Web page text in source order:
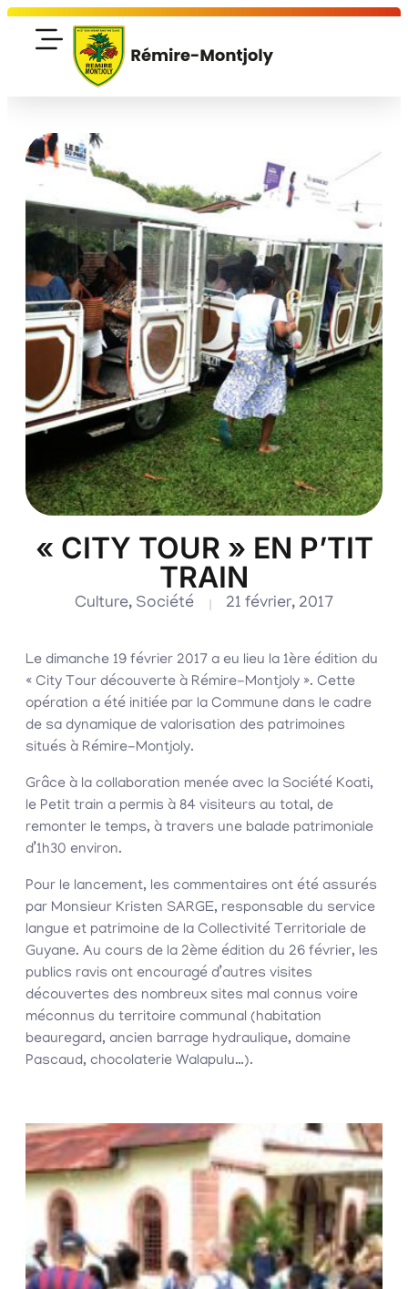
« CITY TOUR » EN P’TIT
TRAIN
Culture, Société 21 février, 2017
Le dimanche 19 février 2017 a eu lieu la 1ère édition du
« City Tour découverte à Rémire-Montjoly ». Cette
opération a été initiée par la Commune dans le cadre
de sa dynamique de valorisation des patrimoines
situés à Rémire-Montjoly.
Grâce à la collaboration menée avec la Société Koati,
le Petit train a permis à 84 visiteurs au total, de
remonter le temps, à travers une balade patrimoniale
d’1h30 environ.
Pour le lancement, les commentaires ont été assurés
par Monsieur Kristen SARGE, responsable du service
langue et patrimoine de la Collectivité Territoriale de
Guyane. Au cours de la 2ème édition du 26 février, les
publics ravis ont encouragé d’autres visites
découvertes des nombreux sites mal connus voire
méconnus du territoire communal (habitation
beauregard, ancien barrage hydraulique, domaine
Pascaud, chocolaterie Walapulu…).